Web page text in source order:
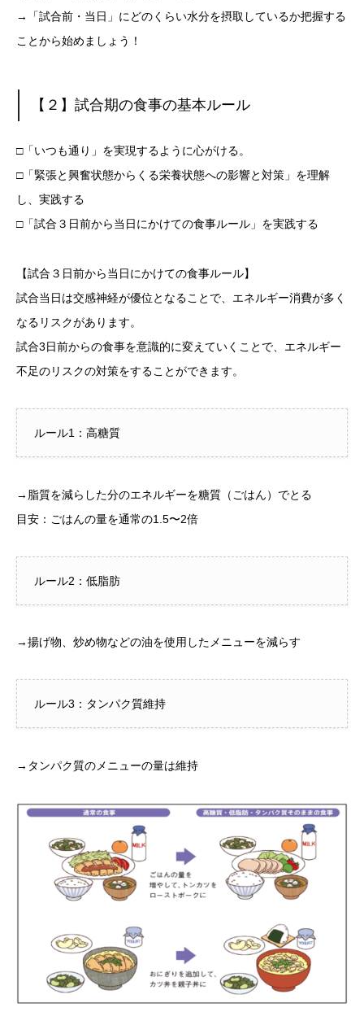
→「試合前・当日」にどのくらい水分を摂取しているか把握する
ことから始めましょう！
【２】試合期の食事の基本ルール
□「いつも通り」を実現するように心がける。
□「緊張と興奮状態からくる栄養状態への影響と対策」を理解
し、実践する
□「試合３日前から当日にかけての食事ルール」を実践する
【試合３日前から当日にかけての食事ルール】
試合当日は交感神経が優位となることで、エネルギー消費が多く
なるリスクがあります。
試合3日前からの食事を意識的に変えていくことで、エネルギー
不足のリスクの対策をすることができます。
ルール1：高糖質
→脂質を減らした分のエネルギーを糖質（ごはん）でとる
目安：ごはんの量を通常の1.5〜2倍
ルール2：低脂肪
→揚げ物、炒め物などの油を使用したメニューを減らす
ルール3：タンパク質維持
→タンパク質のメニューの量は維持